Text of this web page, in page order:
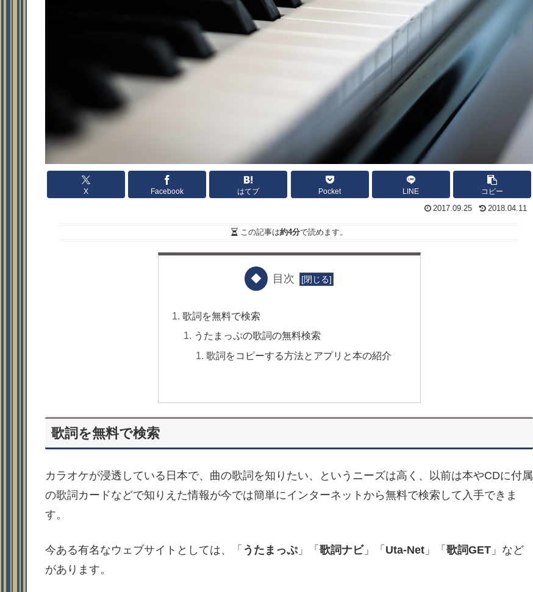
X Facebook はてブ Pocket LINE コピー
2017.09.25 2018.04.11
この記事は約4分で読めます。
目次
歌詞を無料で検索
うたまっぷの歌詞の無料検索
歌詞をコピーする方法とアプリと本の紹介
歌詞を無料で検索
カラオケが浸透している日本で、曲の歌詞を知りたい、というニーズは高く、以前は本やCDに付属
の歌詞カードなどで知りえた情報が今では簡単にインターネットから無料で検索して入手できま
す。
今ある有名なウェブサイトとしては、「 うたまっぷ」「 歌詞ナビ」「 Uta-Net 」「 歌詞GET 」など
があります。